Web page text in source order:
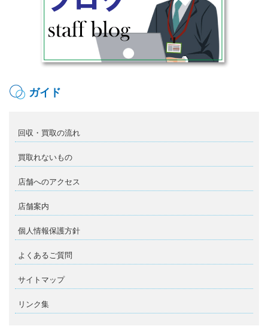
ガイド
回収・買取の流れ
買取れないもの
店舗へのアクセス
店舗案内
個人情報保護方針
よくあるご質問
サイトマップ
リンク集